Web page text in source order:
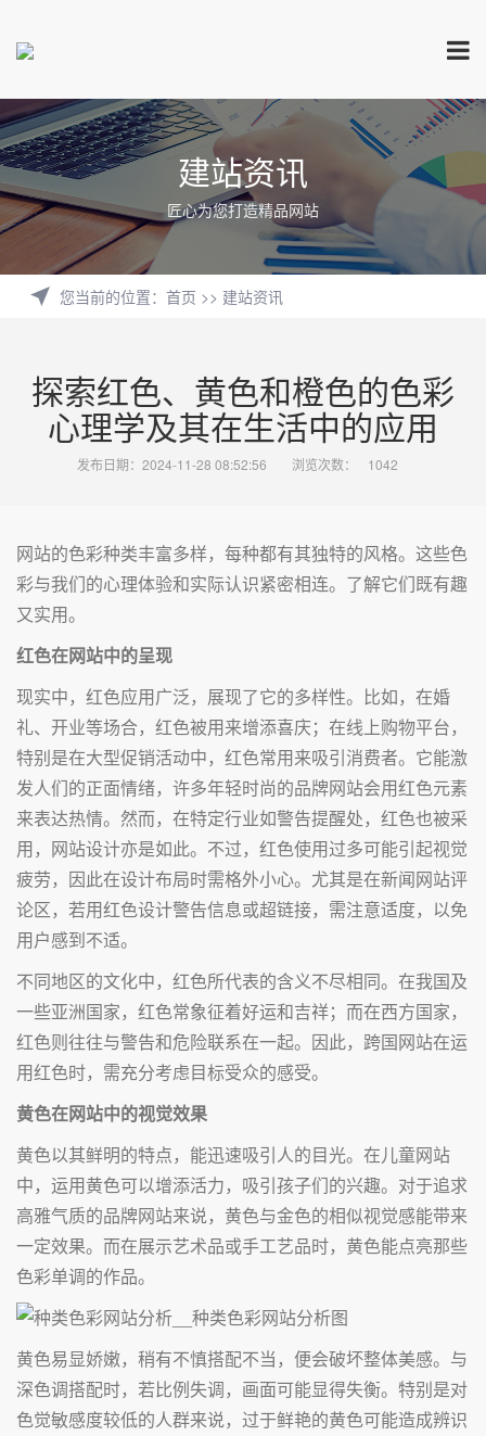
建站资讯
匠心为您打造精品网站
您当前的位置： 首页 >> 建站资讯
探索红色、黄色和橙色的色彩
心理学及其在生活中的应用
发布日期：2024-11-28 08:52:56 浏览次数： 1042
网站的色彩种类丰富多样，每种都有其独特的风格。这些色
彩与我们的心理体验和实际认识紧密相连。了解它们既有趣
又实用。
红色在网站中的呈现
现实中，红色应用广泛，展现了它的多样性。比如，在婚
礼、开业等场合，红色被用来增添喜庆；在线上购物平台，
特别是在大型促销活动中，红色常用来吸引消费者。它能激
发人们的正面情绪，许多年轻时尚的品牌网站会用红色元素
来表达热情。然而，在特定行业如警告提醒处，红色也被采
用，网站设计亦是如此。不过，红色使用过多可能引起视觉
疲劳，因此在设计布局时需格外小心。尤其是在新闻网站评
论区，若用红色设计警告信息或超链接，需注意适度，以免
用户感到不适。
不同地区的文化中，红色所代表的含义不尽相同。在我国及
一些亚洲国家，红色常象征着好运和吉祥；而在西方国家，
红色则往往与警告和危险联系在一起。因此，跨国网站在运
用红色时，需充分考虑目标受众的感受。
黄色在网站中的视觉效果
黄色以其鲜明的特点，能迅速吸引人的目光。在儿童网站
中，运用黄色可以增添活力，吸引孩子们的兴趣。对于追求
高雅气质的品牌网站来说，黄色与金色的相似视觉感能带来
一定效果。而在展示艺术品或手工艺品时，黄色能点亮那些
色彩单调的作品。
黄色易显娇嫩，稍有不慎搭配不当，便会破坏整体美感。与
深色调搭配时，若比例失调，画面可能显得失衡。特别是对
色觉敏感度较低的人群来说，过于鲜艳的黄色可能造成辨识